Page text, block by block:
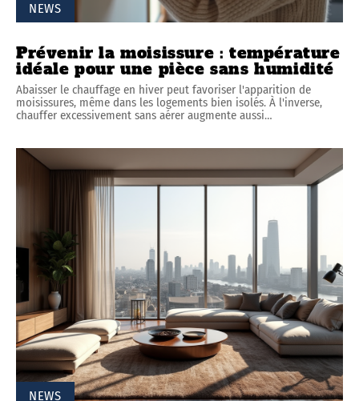
NEWS
Prévenir la moisissure : température
idéale pour une pièce sans humidité
Abaisser le chauffage en hiver peut favoriser l'apparition de
moisissures, même dans les logements bien isolés. À l'inverse,
chauffer excessivement sans aérer augmente aussi…
NEWS